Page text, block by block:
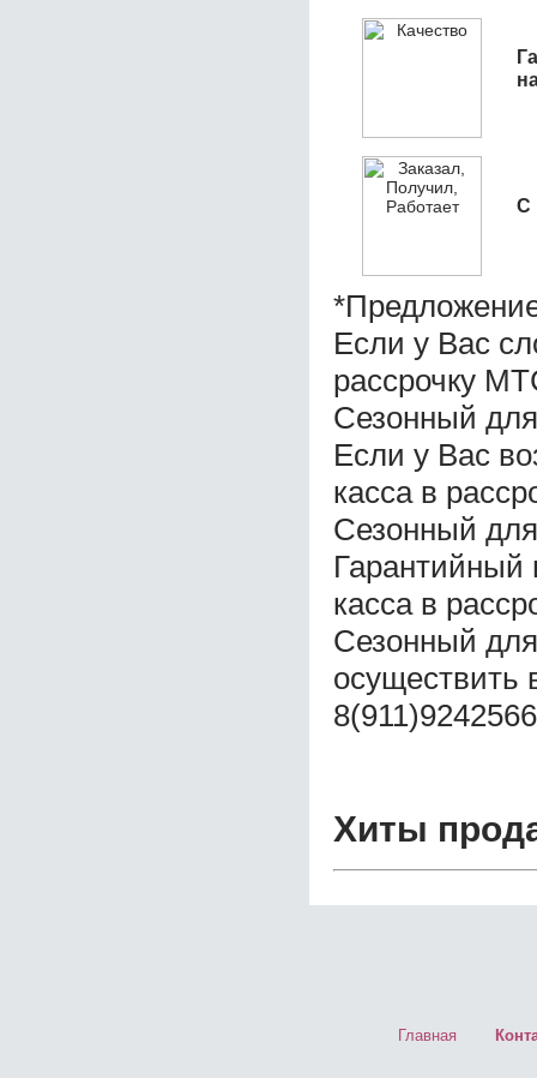
С
Если у Вас
рассрочку
Сезонный
Если у Вас
касса в
Сезонный
Гарантийный
касса в
Сезонный
осуществить
Хиты
Главная